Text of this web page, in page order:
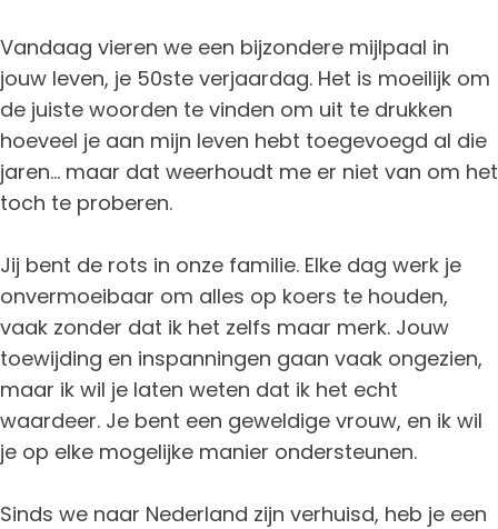
Vandaag vieren we een bijzondere mijlpaal in
jouw leven, je 50ste verjaardag. Het is moeilijk om
de juiste woorden te vinden om uit te drukken
hoeveel je aan mijn leven hebt toegevoegd al die
jaren… maar dat weerhoudt me er niet van om het
toch te proberen.
Jij bent de rots in onze familie. Elke dag werk je
onvermoeibaar om alles op koers te houden,
vaak zonder dat ik het zelfs maar merk. Jouw
toewijding en inspanningen gaan vaak ongezien,
maar ik wil je laten weten dat ik het echt
waardeer. Je bent een geweldige vrouw, en ik wil
je op elke mogelijke manier ondersteunen.
Sinds we naar Nederland zijn verhuisd, heb je een